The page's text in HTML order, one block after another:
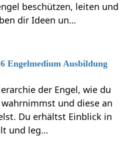
beschützen, leiten und
dir Ideen un…
Engelmedium Ausbildung
der Engel, wie du
und diese an
Du erhältst Einblick in
und leg…